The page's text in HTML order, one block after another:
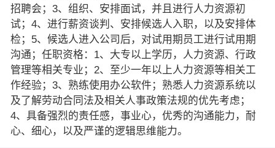
招聘会；3、组织、安排面试，并且进行人力资源初
试；4、进行薪资谈判、安排候选人入职，以及安排体
检；5、候选人进入公司后，对试用期员工进行试用期
沟通；任职资格：1、大专以上学历，人力资源、行政
管理等相关专业；2、至少一年以上人力资源等相关工
作经验；3、熟练使用办公软件；熟悉人力资源系统以
及了解劳动合同法及相关人事政策法规的优先考虑；
4、具备强烈的责任感，事业心，优秀的沟通能力，耐
心、细心，以及严谨的逻辑思维能力。